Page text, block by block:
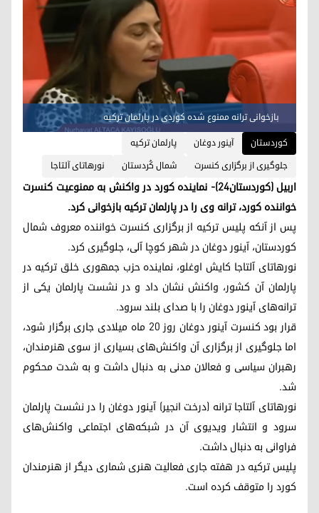
بازخوانی ترانه ممنوع شده کوردی در پارلمان ترکیه
کوردستان
آینور دوغان
پارلمان ترکیه
جلوگیری از برگزاری کنسرت
شمال کُردستان نورهاتای آلتاجا
اربیل (کوردستان٢٤)- نماینده کورد در واکنش به ممنوعیت کنسرت
خواننده کورد، ترانه وی را در پارلمان ترکیه بازخوانی کرد.
پس از آنکه پلیس ترکیه از برگزاری کنسرت خواننده معروف شمال
کوردستان، آینور دوغان در شهر کوچا آلی، جلوگیری کرد.
نورهاتای آلتاجا کایش اوغلو، نماینده حزب جمهوری خلق ترکیه در
پارلمان آن کشور، واکنش نشان داد و در نشست پارلمان یکی از
ترانه‌های آینور دوغان را با صدای بلند سرود.
قرار بود کنسرت آینور دوغان روز ٢٠ ماه میلادی جاری برگزار شود،
اما جلوگیری از برگزاری آن واکنش‌های بسیاری از سوی هنرمندان،
رهبران سیاسی و فعالان مدنی به دنبال داشت و به شدت محکوم
شد.
نورهاتای آلتاجا ترانه (درخت انجیر) آینور دوغان را در نشست پارلمان
سرود و انتشار ویدیوی آن در شبکه‌های اجتماعی واکنش‌های
فراوانی به دنبال داشت.
پلیس ترکیه در هفته جاری فعالیت هنری شماری دیگر از هنرمندان
کورد را متوقف کرده است.